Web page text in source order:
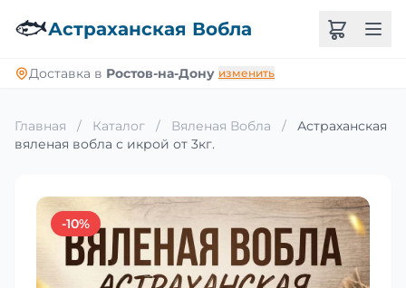
🐟Астраханская Вобла
Доставка в Ростов-на-Дону изменить
Главная / Каталог / Вяленая Вобла /
Астраханская
вяленая вобла с икрой от 3кг.
-10%